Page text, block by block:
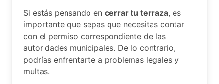
Si estás pensando en cerrar tu terraza, es
importante que sepas que necesitas contar
con el permiso correspondiente de las
autoridades municipales. De lo contrario,
podrías enfrentarte a problemas legales y
multas.